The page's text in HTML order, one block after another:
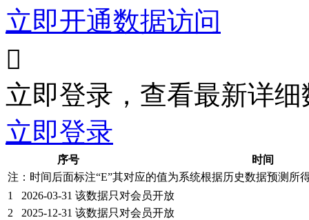
立即开通数据访问

立即登录，查看最新详细
立即登录
序号
时间
注：时间后面标注“E”其对应的值为系统根据历史数据预测所
1
2026-03-31 该数据只对会员开放
2
2025-12-31 该数据只对会员开放